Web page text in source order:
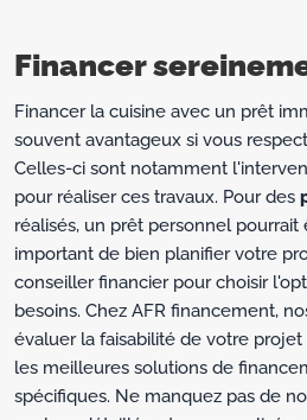
Financer
Financer la cuisine avec un prêt
souvent avantageux si vous
Celles-ci sont notamment
pour réaliser ces travaux. Pour des
réalisés, un prêt personnel pourrait
important de bien planifier votre
conseiller financier pour choisir
besoins. Chez AFR financement,
évaluer la faisabilité de votre
les meilleures solutions de
spécifiques. Ne manquez pas de